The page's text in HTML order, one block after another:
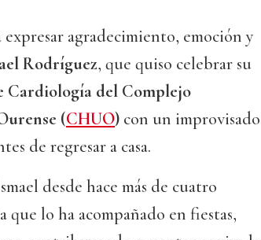
agradecimiento, emoción y
Rodríguez, que quiso celebrar su
Cardiología del Complejo
(CHUO) con un improvisado
de regresar a casa.
desde hace más de cuatro
que lo ha acompañado en fiestas,